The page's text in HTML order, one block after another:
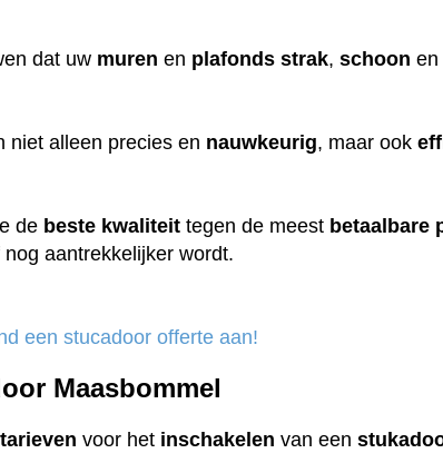
dat uw muren en plafonds strak,schoon
niet alleen precies en nauwkeurig, maar ook
de beste kwaliteit tegen de meest betaalbare
aantrekkelijker wordt.
een stucadoor offerte aan!
Maasbommel
tarieven voor het inschakelen van een